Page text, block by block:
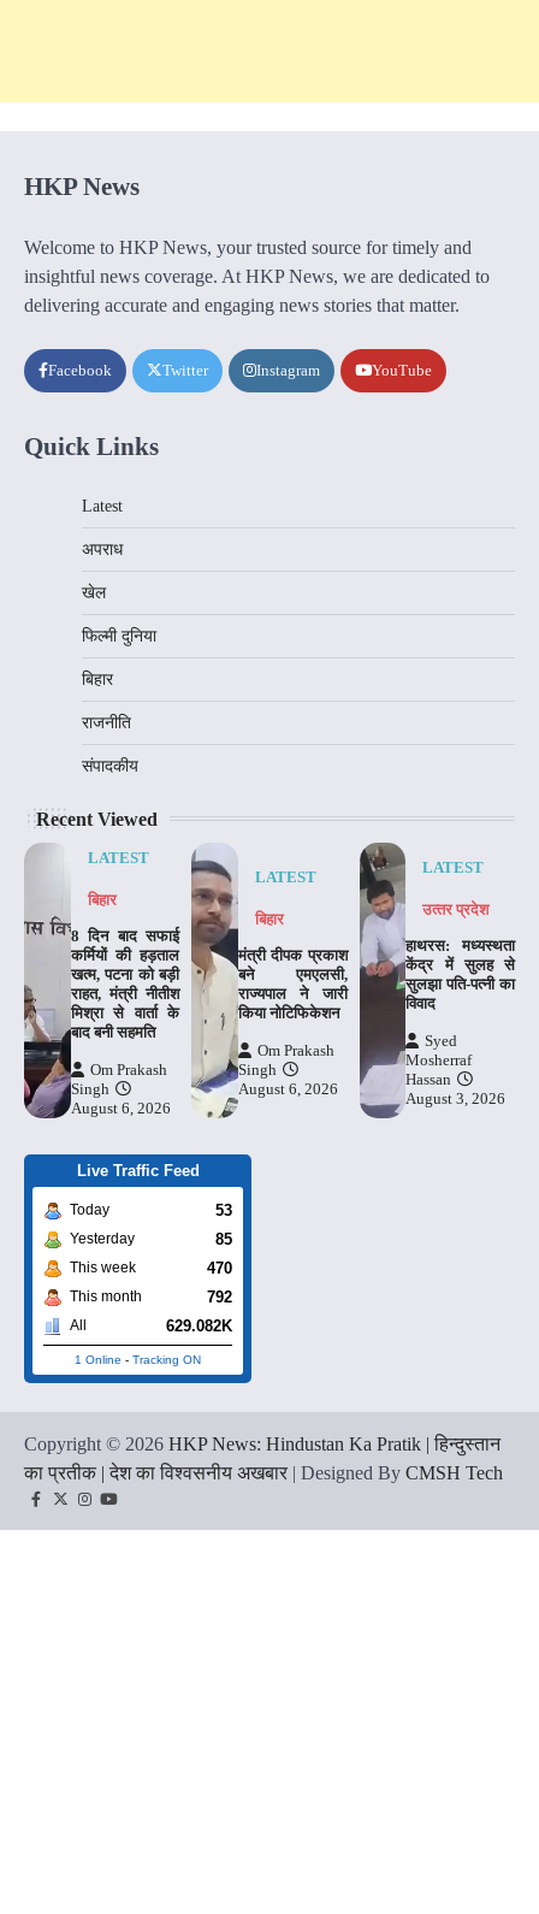
HKP News
Welcome to HKP News, your trusted source for timely and
insightful news coverage. At HKP News, we are dedicated to
delivering accurate and engaging news stories that matter.
Facebook Twitter Instagram YouTube
Quick Links
Latest
अपराध
खेल
फिल्मी दुनिया
बिहार
राजनीति
संपादकीय
Recent Viewed
LATEST
बिहार
8 दिन बाद सफाई
कर्मियों की हड़ताल
खत्म, पटना को बड़ी
राहत, मंत्री नीतीश
मिश्रा से वार्ता के
बाद बनी सहमति
Om Prakash
Singh
August 6, 2026
LATEST
बिहार
मंत्री दीपक प्रकाश
बने एमएलसी,
राज्यपाल ने जारी
किया नोटिफिकेशन
Om Prakash
Singh
August 6, 2026
LATEST
उत्‍तर प्रदेश
हाथरस: मध्यस्थता
केंद्र में सुलह से
सुलझा पति-पत्नी का
विवाद
Syed
Mosherraf
Hassan
August 3, 2026
Live Traffic Feed
Today 53
Yesterday 85
This week 470
This month 792
All 629.082K
1 Online - Tracking ON
Copyright © 2026 HKP News: Hindustan Ka Pratik | हिन्दुस्तान
का प्रतीक | देश का विश्वसनीय अखबार | Designed By CMSH Tech
Facebook
TwitterInstagram
YouTube